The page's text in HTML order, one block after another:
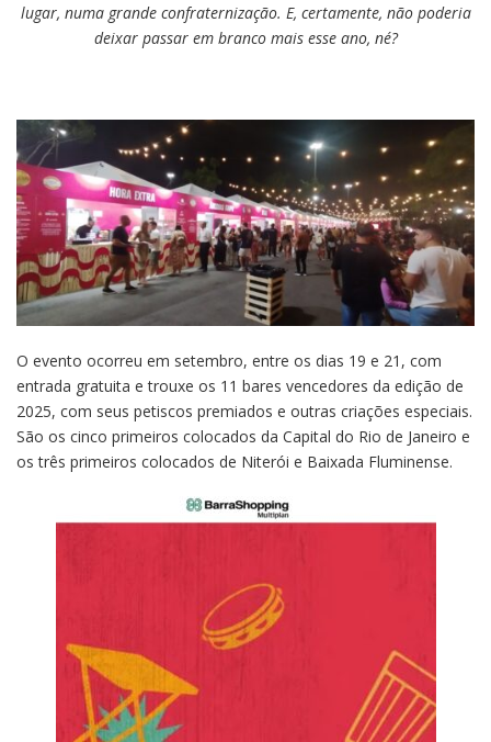
lugar, numa grande confraternização. E, certamente, não poderia
deixar passar em branco mais esse ano, né?
O evento ocorreu em setembro, entre os dias 19 e 21, com
entrada gratuita e trouxe os 11 bares vencedores da edição de
2025, com seus petiscos premiados e outras criações especiais.
São os cinco primeiros colocados da Capital do Rio de Janeiro e
os três primeiros colocados de Niterói e Baixada Fluminense.